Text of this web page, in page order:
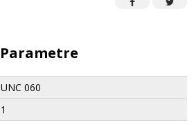
Parametre
UNC 060
1